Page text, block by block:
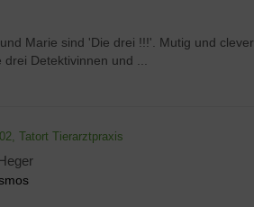
Marie sind 'Die drei !!!'. Mutig und clever
Detektivinnen und ...
Tatort Tierarztpraxis